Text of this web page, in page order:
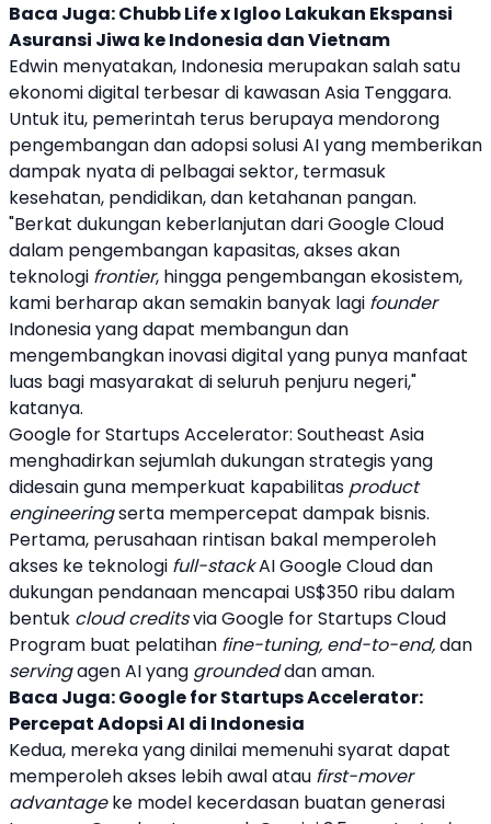
Baca Juga:Chubb Life x Igloo Lakukan Ekspansi
Asuransi Jiwa ke Indonesia dan Vietnam
Edwin menyatakan, Indonesia merupakan salah satu
ekonomi digital terbesar di kawasan Asia Tenggara.
Untuk itu, pemerintah terus berupaya mendorong
pengembangan dan adopsi solusi AI yang memberikan
dampak nyata di pelbagai sektor, termasuk
kesehatan, pendidikan, dan ketahanan pangan.
"Berkat dukungan keberlanjutan dariGoogle Cloud
dalam pengembangan kapasitas, akses akan
teknologi frontier, hingga pengembangan ekosistem,
kami berharap akan semakin banyak lagi founder
Indonesia yang dapat membangun dan
mengembangkan inovasi digital yang punya manfaat
luas bagi masyarakat di seluruh penjuru negeri,"
katanya.
Google for Startups Accelerator: Southeast Asia
menghadirkan sejumlah dukungan strategis yang
didesain guna memperkuat kapabilitas product
engineeringserta mempercepat dampak bisnis.
Pertama, perusahaan rintisan bakal memperoleh
akses ke teknologi full-stackAIGoogle Clouddan
dukungan pendanaan mencapai US$350 ribu dalam
bentuk cloud creditsvia Google for Startups Cloud
Program buat pelatihan fine-tuning, end-to-end,dan
servingagen AI yang groundeddan aman.
Baca Juga:Google for Startups Accelerator:
Percepat Adopsi AI di Indonesia
Kedua, mereka yang dinilai memenuhi syarat dapat
memperoleh akses lebih awal atau first-mover
advantageke model kecerdasan buatan generasi